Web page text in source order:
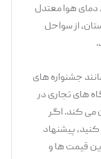
هوا معتدل
سواحل
های
تجاری در
اگر
ها و